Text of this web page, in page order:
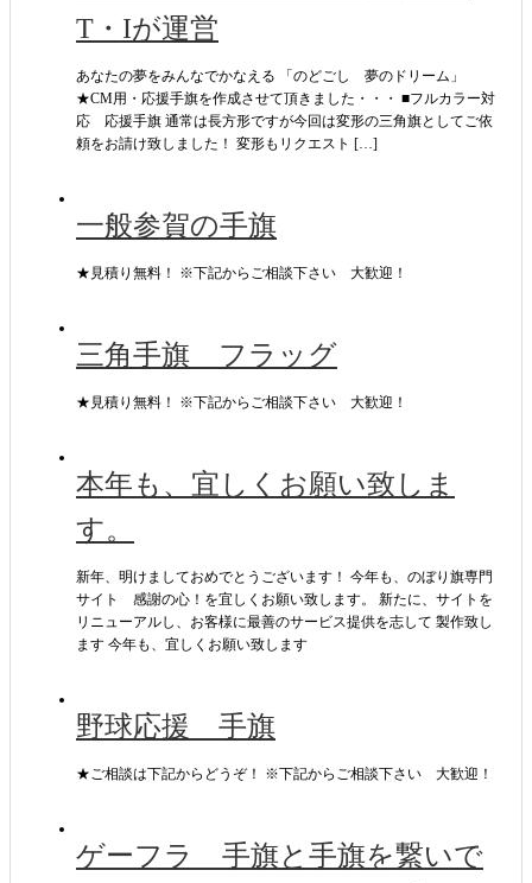
T・Iが運営
あなたの夢をみんなでかなえる 「のどごし 夢のドリーム」
★CM用・応援手旗を作成させて頂きました・・・ ■フルカラー対
応 応援手旗 通常は長方形ですが今回は変形の三角旗としてご依
頼をお請け致しました！ 変形もリクエスト […]
一般参賀の手旗
★見積り無料！ ※下記からご相談下さい 大歓迎！
三角手旗 フラッグ
★見積り無料！ ※下記からご相談下さい 大歓迎！
本年も、宜しくお願い致しま
す。
新年、明けましておめでとうございます！ 今年も、のぼり旗専門
サイト 感謝の心！を宜しくお願い致します。 新たに、サイトを
リニューアルし、お客様に最善のサービス提供を志して 製作致し
ます 今年も、宜しくお願い致します
野球応援 手旗
★ご相談は下記からどうぞ！ ※下記からご相談下さい 大歓迎！
ゲーフラ 手旗と手旗を繋いで